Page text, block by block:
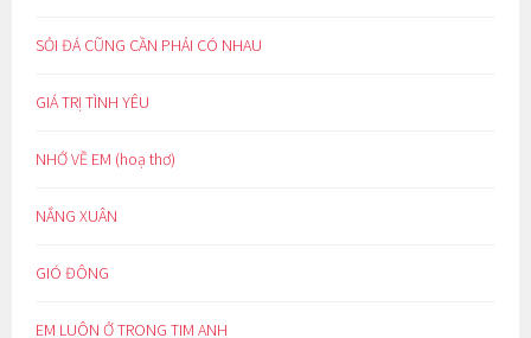
SỎI ĐÁ CŨNG CẦN PHẢI CÓ NHAU
GIÁ TRỊ TÌNH YÊU
NHỚ VỀ EM (hoạ thơ)
NẮNG XUÂN
GIÓ ĐÔNG
EM LUÔN Ở TRONG TIM ANH